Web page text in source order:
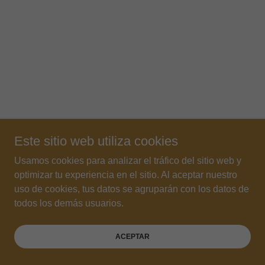
Este sitio web utiliza cookies
Usamos cookies para analizar el tráfico del sitio web y
optimizar tu experiencia en el sitio. Al aceptar nuestro
uso de cookies, tus datos se agruparán con los datos de
todos los demás usuarios.
ACEPTAR